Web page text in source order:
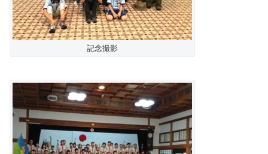
記念撮影